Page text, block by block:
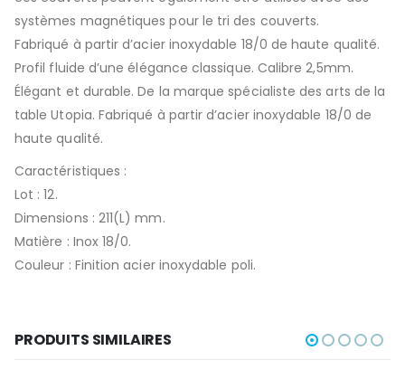
systèmes magnétiques pour le tri des couverts.
Fabriqué à partir d’acier inoxydable 18/0 de haute qualité.
Profil fluide d’une élégance classique. Calibre 2,5mm.
Élégant et durable. De la marque spécialiste des arts de la
table Utopia. Fabriqué à partir d’acier inoxydable 18/0 de
haute qualité.
Caractéristiques :
Lot : 12.
Dimensions : 211(L) mm.
Matière : Inox 18/0.
Couleur : Finition acier inoxydable poli.
PRODUITS SIMILAIRES